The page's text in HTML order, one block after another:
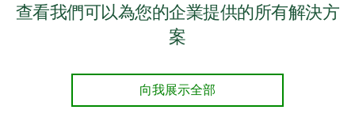
查看我們可以為您的企業提供的所有解決方
案
向我展示全部